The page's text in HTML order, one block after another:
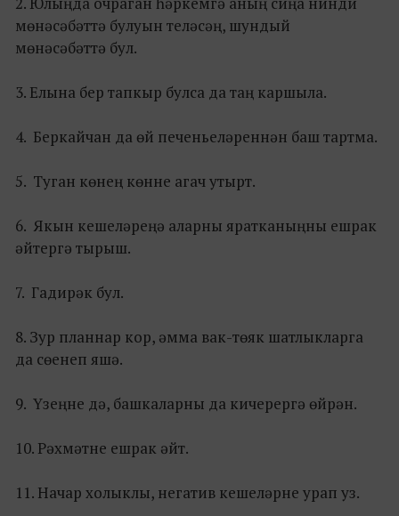
мөнәсәбәттә булуын теләсәң, шундый
мөнәсәбәттә бул.
3. Елына бер тапкыр булса да таң каршыла.
4. Беркайчан да өй печеньеләреннән баш тартма.
5. Туган көнең көнне агач утырт.
6. Якын кешеләреңә аларны яратканыңны ешрак
әйтергә тырыш.
7. Гадирәк бул.
8. Зур планнар кор, әмма вак-төяк шатлыкларга
да сөенеп яшә.
9. Үзеңне дә, башкаларны да кичерергә өйрән.
10. Рәхмәтне ешрак әйт.
11. Начар холыклы, негатив кешеләрне урап уз.